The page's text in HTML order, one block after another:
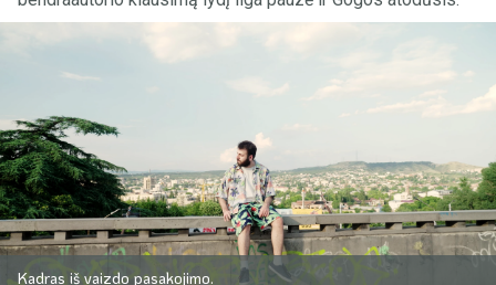
Kadras iš vaizdo pasakojimo.